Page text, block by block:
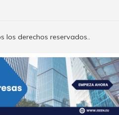
los derechos reservados..